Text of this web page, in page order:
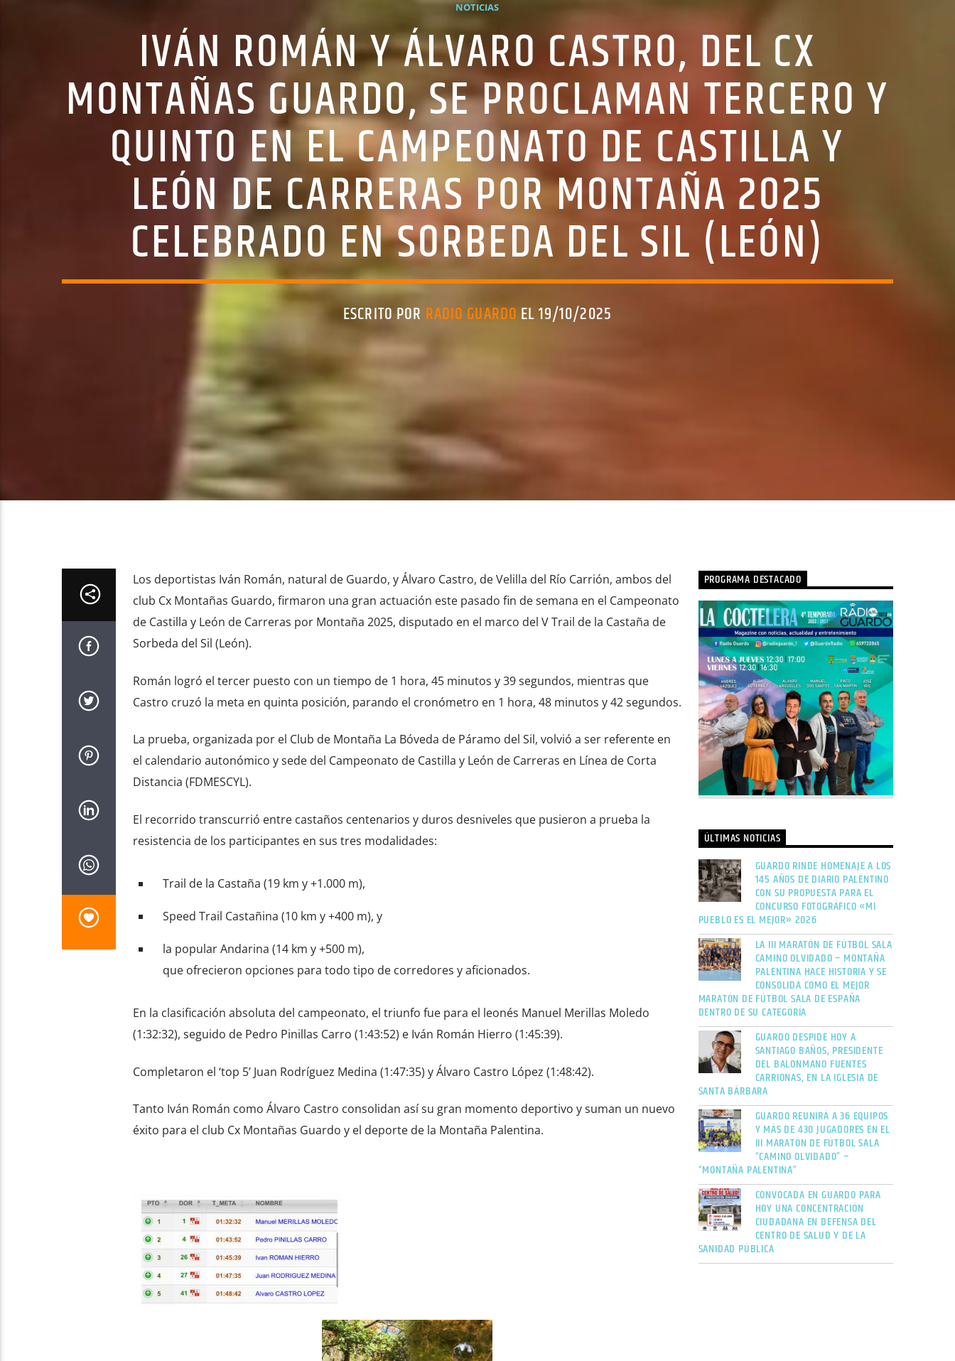
NOTICIAS
IVÁN ROMÁN Y ÁLVARO CASTRO, DEL CX
MONTAÑAS GUARDO, SE PROCLAMAN TERCERO Y
QUINTO EN EL CAMPEONATO DE CASTILLA Y
LEÓN DE CARRERAS POR MONTAÑA 2025
CELEBRADO EN SORBEDA DEL SIL (LEÓN)
ESCRITO POR RADIO GUARDO EL 19/10/2025
Los deportistas Iván Román, natural de Guardo, y Álvaro Castro, de Velilla del Río Carrión, ambos del
club Cx Montañas Guardo, firmaron una gran actuación este pasado fin de semana en el Campeonato
de Castilla y León de Carreras por Montaña 2025, disputado en el marco del V Trail de la Castaña de
Sorbeda del Sil (León).
Román logró el tercer puesto con un tiempo de 1 hora, 45 minutos y 39 segundos, mientras que
Castro cruzó la meta en quinta posición, parando el cronómetro en 1 hora, 48 minutos y 42 segundos.
La prueba, organizada por el Club de Montaña La Bóveda de Páramo del Sil, volvió a ser referente en
el calendario autonómico y sede del Campeonato de Castilla y León de Carreras en Línea de Corta
Distancia (FDMESCYL).
El recorrido transcurrió entre castaños centenarios y duros desniveles que pusieron a prueba la
resistencia de los participantes en sus tres modalidades:
Trail de la Castaña (19 km y +1.000 m),
Speed Trail Castañina (10 km y +400 m), y
la popular Andarina (14 km y +500 m),
que ofrecieron opciones para todo tipo de corredores y aficionados.
En la clasificación absoluta del campeonato, el triunfo fue para el leonés Manuel Merillas Moledo
(1:32:32), seguido de Pedro Pinillas Carro (1:43:52) e Iván Román Hierro (1:45:39).
Completaron el ‘top 5’ Juan Rodríguez Medina (1:47:35) y Álvaro Castro López (1:48:42).
Tanto Iván Román como Álvaro Castro consolidan así su gran momento deportivo y suman un nuevo
éxito para el club Cx Montañas Guardo y el deporte de la Montaña Palentina.
PROGRAMA DESTACADO
ÚLTIMAS NOTICIAS
GUARDO RINDE HOMENAJE A LOS
145 AÑOS DE DIARIO PALENTINO
CON SU PROPUESTA PARA EL
CONCURSO FOTOGRÁFICO «MI
PUEBLO ES EL MEJOR» 2026
LA III MARATÓN DE FÚTBOL SALA
CAMINO OLVIDADO – MONTAÑA
PALENTINA HACE HISTORIA Y SE
CONSOLIDA COMO EL MEJOR
MARATÓN DE FÚTBOL SALA DE ESPAÑA
DENTRO DE SU CATEGORÍA
GUARDO DESPIDE HOY A
SANTIAGO BAÑOS, PRESIDENTE
DEL BALONMANO FUENTES
CARRIONAS, EN LA IGLESIA DE
SANTA BÁRBARA
GUARDO REUNIRÁ A 36 EQUIPOS
Y MÁS DE 430 JUGADORES EN EL
III MARATÓN DE FÚTBOL SALA
“CAMINO OLVIDADO” –
“MONTAÑA PALENTINA”
CONVOCADA EN GUARDO PARA
HOY UNA CONCENTRACIÓN
CIUDADANA EN DEFENSA DEL
CENTRO DE SALUD Y DE LA
SANIDAD PÚBLICA